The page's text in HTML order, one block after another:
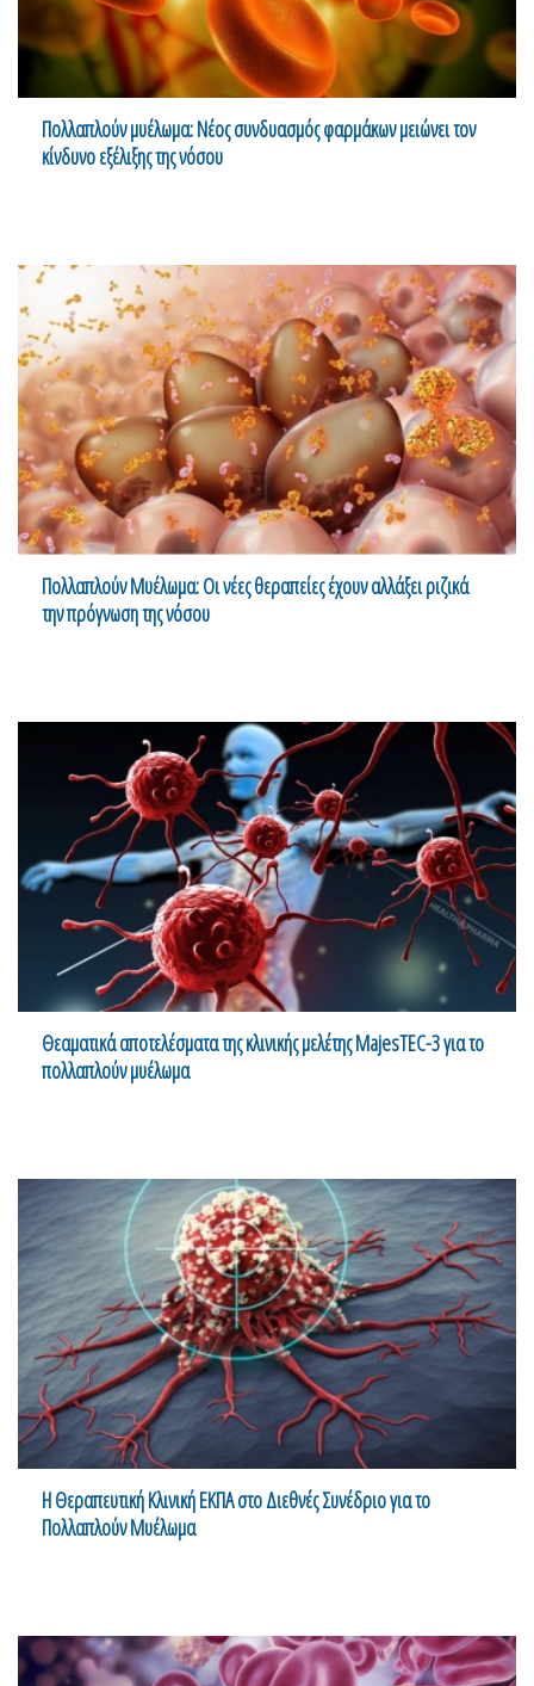
Πολλαπλούν μυέλωμα: Νέος συνδυασμός φαρμάκων μειώνει τον
κίνδυνο εξέλιξης της νόσου
Πολλαπλούν Μυέλωμα: Οι νέες θεραπείες έχουν αλλάξει ριζικά
την πρόγνωση της νόσου
Θεαματικά αποτελέσματα της κλινικής μελέτης MajesTEC-3 για το
πολλαπλούν μυέλωμα
Η Θεραπευτική Κλινική ΕΚΠΑ στο Διεθνές Συνέδριο για το
Πολλαπλούν Μυέλωμα